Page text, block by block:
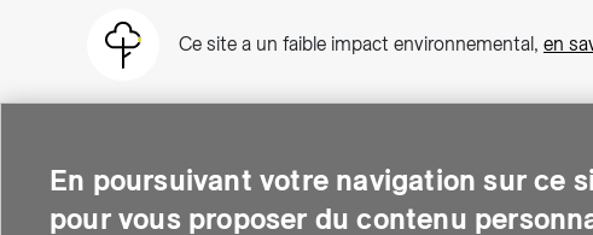
En poursuivant votre navigation sur ce
pour vous proposer du contenu
Ce site a un faible impact environnemental, en
SIG est une entreprise suisse au service de plus de 500 000